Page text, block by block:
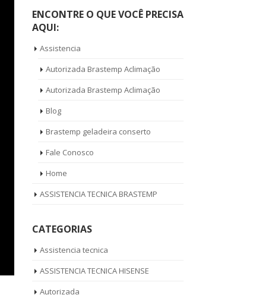
ENCONTRE O QUE VOCÊ PRECISA
AQUI:
Assistencia
Autorizada Brastemp Aclimação
Autorizada Brastemp Aclimação
Blog
Brastemp geladeira conserto
Fale Conosco
Home
ASSISTENCIA TECNICA BRASTEMP
CATEGORIAS
Assistencia tecnica
ASSISTENCIA TECNICA HISENSE
Autorizada